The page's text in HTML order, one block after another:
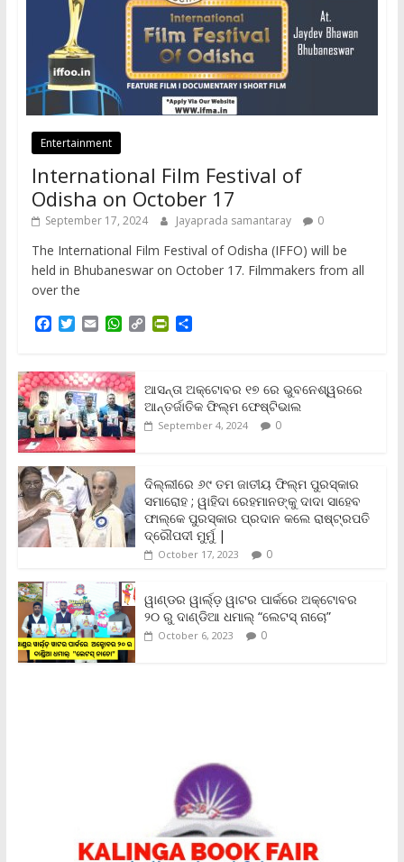
Entertainment
International Film Festival of
Odisha on October 17
September 17, 2024 Jayaprada samantaray 0
The International Film Festival of Odisha (IFFO) will be
held in Bhubaneswar on October 17. Filmmakers from all
over the
F
e
b
o
o
k
T
t
t
e
r
E
i
l
W
t
s
A
p
p
C
L
i
n
k
P
t
F
r
i
d
l
y
S
e
ଆସନ୍ତା ଅକ୍ଟୋବର ୧୭ ରେ ଭୁବନେଶ୍ୱରରେ
ଆନ୍ତର୍ଜାତିକ ଫିଲ୍ମ ଫେଷ୍ଟିଭାଲ
September 4, 2024 0
ଦିଲ୍ଲୀରେ ୬୯ ତମ ଜାତୀୟ ଫିଲ୍ମ ପୁରସ୍କାର
ସମାରୋହ ; ୱାହିଦା ରେହମାନଙ୍କୁ ଦାଦା ସାହେବ
ଫାଲ୍‌କେ ପୁରସ୍କାର ପ୍ରଦାନ କଲେ ରାଷ୍ଟ୍ରପତି
ଦ୍ରୌପଦୀ ମୁର୍ମୁ |
October 17, 2023 0
ୱାଣ୍ଡର ୱାର୍ଲ୍‌ଡ଼ ୱାଟର ପାର୍କରେ ଅକ୍ଟୋବର
୨୦ ରୁ ଦାଣ୍ଡିଆ ଧମାଲ୍ “ଲେଟସ୍ ନାଚୋ”
October 6, 2023 0